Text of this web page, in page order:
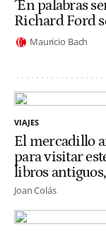
´En palabras
Richard Ford
Mauricio Bach
VIAJES
El mercadillo
para visitar
libros
Joan Colás